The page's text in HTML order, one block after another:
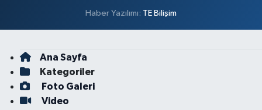
Haber Yazılımı: TE Bilişim
Ana Sayfa
Kategoriler
Foto Galeri
Video